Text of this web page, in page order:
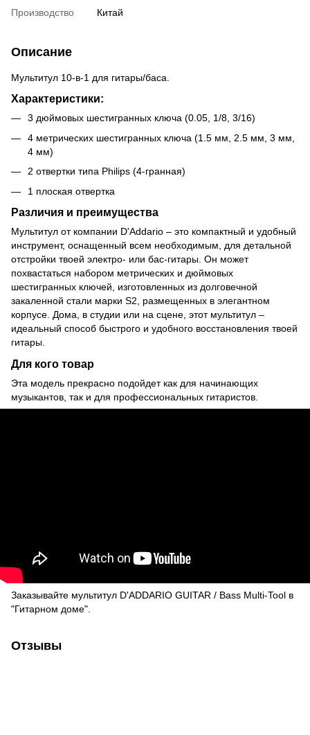
Производство
Китай
Описание
Мультитул 10-в-1 для гитары/баса.
Характеристики:
3 дюймовых шестигранных ключа (0.05, 1/8, 3/16)
4 метрических шестигранных ключа (1.5 мм, 2.5 мм, 3 мм,
4 мм)
2 отвертки типа Philips (4-гранная)
1 плоская отвертка
Различия и преимущества
Мультитул от компании D'Addario – это компактный и удобный
инструмент, оснащенный всем необходимым, для детальной
отстройки твоей электро- или бас-гитары. Он может
похвастаться набором метрических и дюймовых
шестигранных ключей, изготовленных из долговечной
закаленной стали марки S2, размещенных в элегантном
корпусе. Дома, в студии или на сцене, этот мультитул –
идеальный способ быстрого и удобного восстановления твоей
гитары.
Для кого товар
Эта модель прекрасно подойдет как для начинающих
музыкантов, так и для профессиональных гитаристов.
Заказывайте мультитул D'ADDARIO GUITAR / Bass Multi-Tool в
"Гитарном доме".
Отзывы